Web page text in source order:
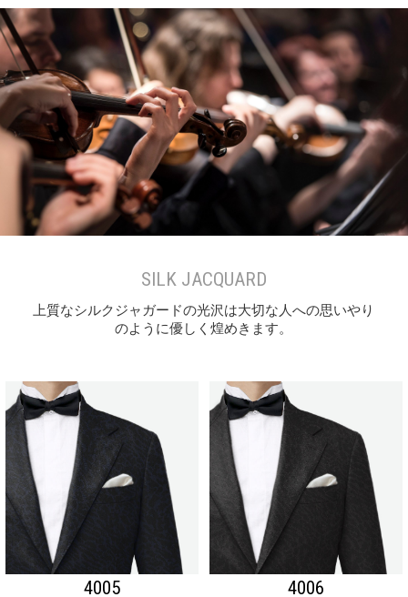
SILK JACQUARD
上質なシルクジャガードの光沢は大切な人への思いやり
のように優しく煌めきます。
4005 4006